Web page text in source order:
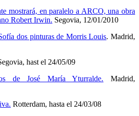
mostrará, en paralelo a ARCO, una obra
Robert Irwin. Segovia, 12/01/2010
dos pinturas de Morris Louis. Madrid,
hast el 24/05/09
de José María Yturralde. Madrid,
Rotterdam, hasta el 24/03/08